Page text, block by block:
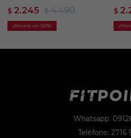
$ 2.245 $ 4.490
50
$
Whatsapp:
Teléfono: 2716